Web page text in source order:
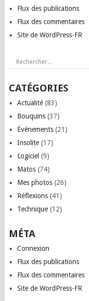
Flux des publications
Flux des commentaires
Site de WordPress-FR
CATÉGORIES
Actualité(83)
Bouquins(37)
Événements(21)
Insolite(17)
Logiciel (9)
Matos(74)
Mes photos(26)
Réflexions(41)
Technique(12)
MÉTA
Connexion
Flux des publications
Flux des commentaires
Site de WordPress-FR